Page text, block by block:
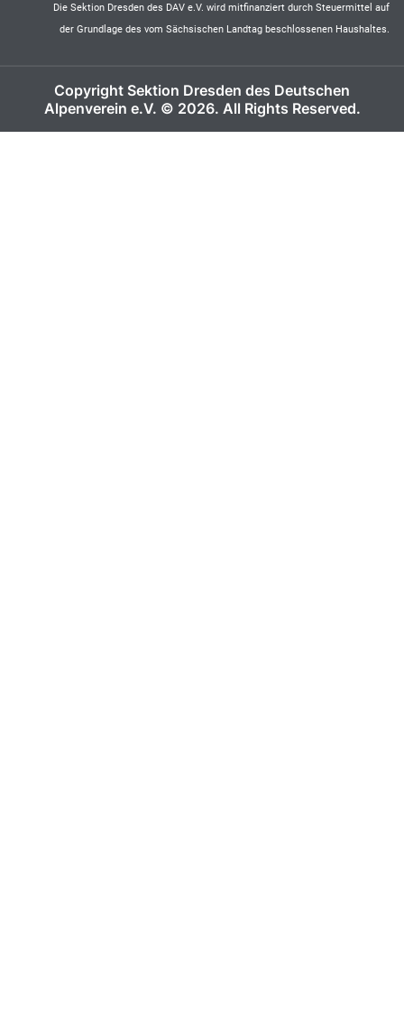
Die Sektion Dresden des DAV e.V. wird mitfinanziert durch Steuermittel auf
der Grundlage des vom Sächsischen Landtag beschlossenen Haushaltes.
Copyright Sektion Dresden des Deutschen
Alpenverein e.V. © 2026. All Rights Reserved.